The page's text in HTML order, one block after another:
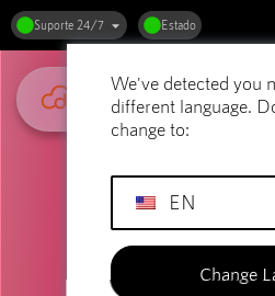
Suporte 24/7 Estado
We've detected you
different language.
change to:
EN
Change